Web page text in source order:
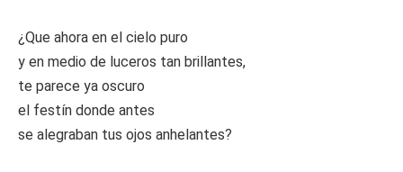
¿Que ahora en el cielo puro
y en medio de luceros tan brillantes,
te parece ya oscuro
el festín donde antes
se alegraban tus ojos anhelantes?